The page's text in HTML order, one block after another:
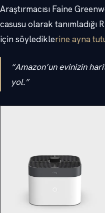
Araştırmacısı Faine
casusu olarak tanımladığı
için söylediklerine ayna
“Amazon’un evinizin
yol.”